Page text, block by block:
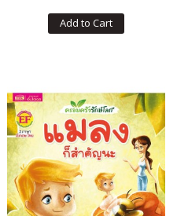
Add to Cart